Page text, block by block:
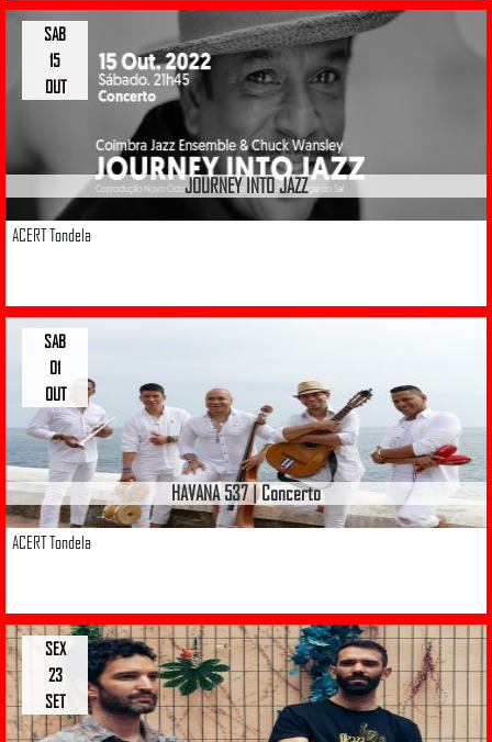
JOURNEY INTO JAZZ
ACERT Tondela
SAB
15
OUT
HAVANA 537 | Concerto
ACERT Tondela
SAB
01
OUT
SEX
23
SET